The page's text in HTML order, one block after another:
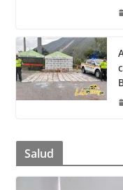
Salud